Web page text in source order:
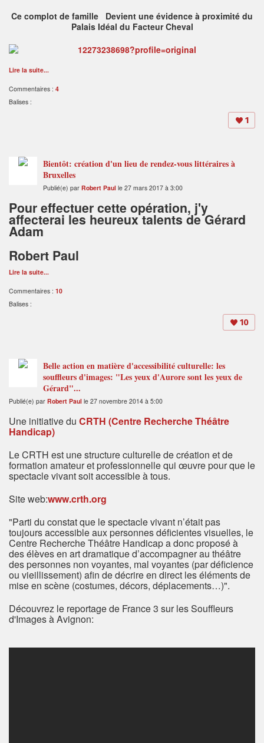
Ce complot de famille Devient une évidence à proximité du
Palais Idéal du Facteur Cheval
Lire la suite...
Commentaires : 4
Balises :
1
Bientôt: création d'un lieu de rendez-vous littéraires à
Bruxelles
Publié(e) par Robert Paul le 27 mars 2017 à 3:00
Pour effectuer cette opération, j'y
affecterai les heureux talents de Gérard
Adam
Robert Paul
Lire la suite...
Commentaires : 10
Balises :
10
Belle action en matière d'accessibilité culturelle: les
souffleurs d'images: "Les yeux d'Aurore sont les yeux de
Gérard"...
Publié(e) par Robert Paul le 27 novembre 2014 à 5:00
Une initiative du CRTH (Centre Recherche Théâtre
Handicap)
Le CRTH est une structure culturelle de création et de
formation amateur et professionnelle qui œuvre pour que le
spectacle vivant soit accessible à tous.
Site web:www.crth.org
"Parti du constat que le spectacle vivant n’était pas
toujours accessible aux personnes déficientes visuelles, le
Centre Recherche Théâtre Handicap a donc proposé à
des élèves en art dramatique d’accompagner au théâtre
des personnes non voyantes, mal voyantes (par déficience
ou vieillissement) afin de décrire en direct les éléments de
mise en scène (costumes, décors, déplacements…)".
Découvrez le reportage de France 3 sur les Souffleurs
d'Images à Avignon: